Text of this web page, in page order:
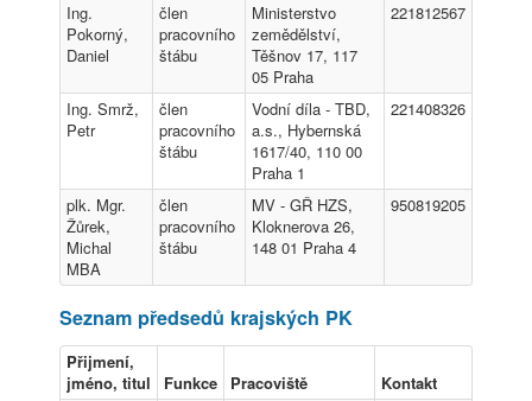
Ing.
Pokorný,
Daniel
člen
pracovního
štábu
Ministerstvo
zemědělství,
Těšnov 17, 117
05 Praha
221812567
Ing. Smrž,
Petr
člen
pracovního
štábu
Vodní díla - TBD,
a.s., Hybernská
1617/40, 110 00
Praha 1
221408326
plk. Mgr.
Žůrek,
Michal
MBA
člen
pracovního
štábu
MV - GŘ HZS,
Kloknerova 26,
148 01 Praha 4
950819205
Seznam předsedů krajských PK
Přijmení,
jméno, titul
Funkce Pracoviště
Kontakt